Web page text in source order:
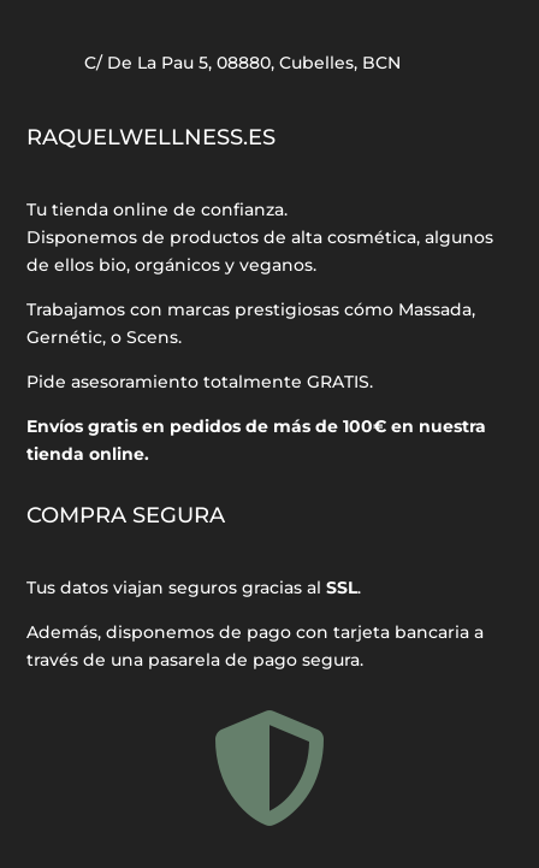
C/ De La Pau 5, 08880, Cubelles, BCN
RAQUELWELLNESS.ES
Tu tienda online de confianza.
Disponemos de productos de alta cosmética, algunos
de ellos bio, orgánicos y veganos.
Trabajamos con marcas prestigiosas cómo Massada,
Gernétic, o Scens.
Pide asesoramiento totalmente GRATIS.
Envíos gratis en pedidos de más de 100€ en nuestra
tienda online.
COMPRA SEGURA
Tus datos viajan seguros gracias alSSL.
Además, disponemos de pago con tarjeta bancaria a
través de una pasarela de pago segura.
